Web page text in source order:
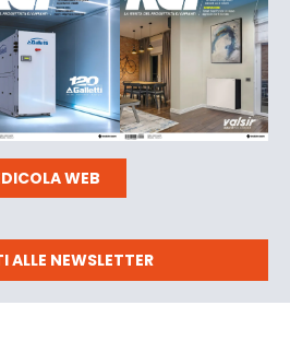
WEB
ALLE NEWSLETTER